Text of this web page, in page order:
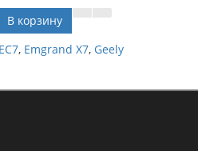
В корзину
, Emgrand X7, Geely